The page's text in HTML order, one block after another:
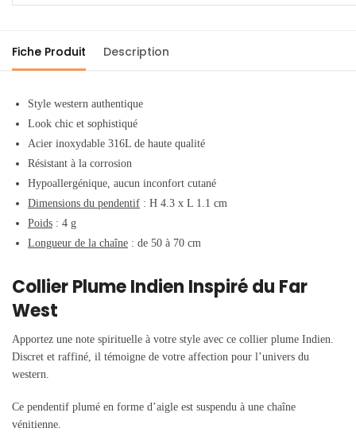
Fiche Produit Description
Style western authentique
Look chic et sophistiqué
Acier inoxydable 316L de haute qualité
Résistant à la corrosion
Hypoallergénique, aucun inconfort cutané
Dimensions du pendentif : H 4.3 x L 1.1 cm
Poids : 4 g
Longueur de la chaîne : de 50 à 70 cm
Collier Plume Indien Inspiré du Far
West
Apportez une note spirituelle à votre style avec ce collier plume Indien.
Discret et raffiné, il témoigne de votre affection pour l’univers du
western.
Ce pendentif plumé en forme d’aigle est suspendu à une chaîne
vénitienne.